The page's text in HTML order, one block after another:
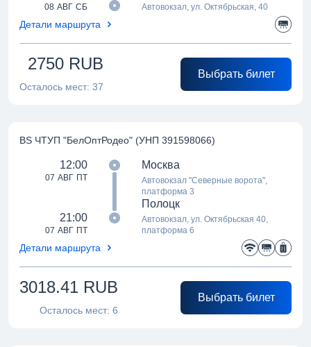
08 АВГ СБ Автовокзал, ул. Октябрьская, 40
Детали маршрута
2750 RUB
Осталось мест: 37
Выбрать билет
BS ЧТУП "БелОптРодео" (УНП 391598066)
07 АВГ ПТ
12:00
07 АВГ ПТ
21:00
Москва
Автовокзал "Северные ворота",
платформа 3
Полоцк
Автовокзал, ул. Октябрьская 40,
платформа 6
Детали маршрута
3018.41 RUB
Осталось мест: 6
Выбрать билет